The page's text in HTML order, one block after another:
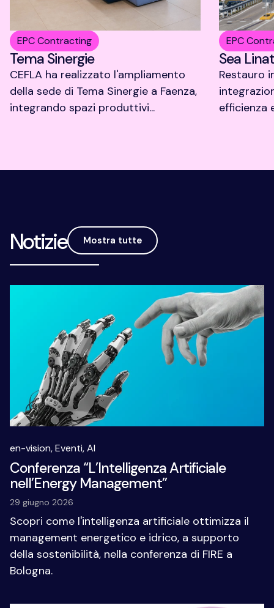
EPC Contracting
Tema Sinergie
CEFLA ha realizzato l'ampliamento
della sede di Tema Sinergie a Faenza,
integrando spazi produttivi...
EPC
Sea
Restauro
efficienza
Notizie Mostra tutte
en-vision,Eventi,AI
Conferenza “L’Intelligenza Artificiale
nell’Energy Management”
29 giugno 2026
Scopri come l'intelligenza artificiale ottimizza il
management energetico e idrico, a supporto
della sostenibilità, nella conferenza di FIRE a
Bologna.